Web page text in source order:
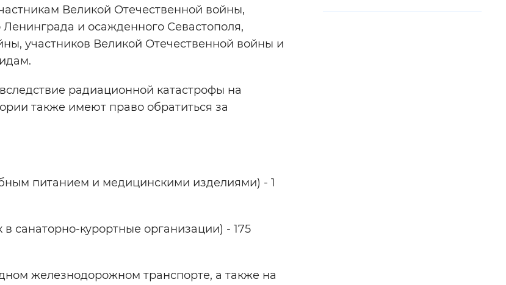
Великой Отечественной войны,
и осажденного Севастополя,
участников Великой Отечественной войны и
радиационной катастрофы на
также имеют право обратиться за
питанием и медицинскими изделиями) - 1
санаторно-курортные организации) - 175
железнодорожном транспорте, а также на